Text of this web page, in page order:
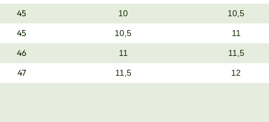
45 10 10,5
45 10,5 11
46 11 11,5
47 11,5 12